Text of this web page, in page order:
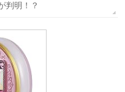
判明！？